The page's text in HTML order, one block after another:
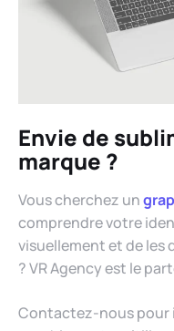
Envie de
marque ?
Vous cherchez un
comprendre votre
visuellement et de les
? VR Agency est le
Contactez-nous pour